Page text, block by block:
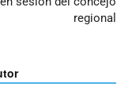
regional